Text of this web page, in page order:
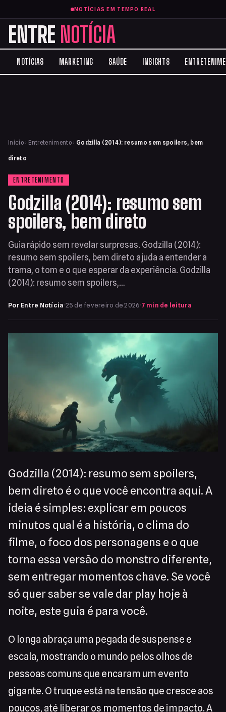
NOTÍCIAS EM TEMPO REAL
ENTRE NOTÍCIA
NOTÍCIAS MARKETING SAÚDE INSIGHTS
Início › Entretenimento › Godzilla (2014): resumo sem spoilers, bem
direto
ENTRETENIMENTO
Godzilla (2014): resumo sem
spoilers, bem direto
Guia rápido sem revelar surpresas. Godzilla (2014):
resumo sem spoilers, bem direto ajuda a entender a
trama, o tom e o que esperar da experiência. Godzilla
(2014): resumo sem spoilers,…
Por Entre Notícia·25 de fevereiro de 2026·7 min de leitura
Godzilla (2014): resumo sem spoilers,
bem direto é o que você encontra aqui. A
ideia é simples: explicar em poucos
minutos qual é a história, o clima do
filme, o foco dos personagens e o que
torna essa versão do monstro diferente,
sem entregar momentos chave. Se você
só quer saber se vale dar play hoje à
noite, este guia é para você.
O longa abraça uma pegada de suspense e
escala, mostrando o mundo pelos olhos de
pessoas comuns que encaram um evento
gigante. O truque está na tensão que cresce aos
poucos, até liberar os momentos de impacto. A